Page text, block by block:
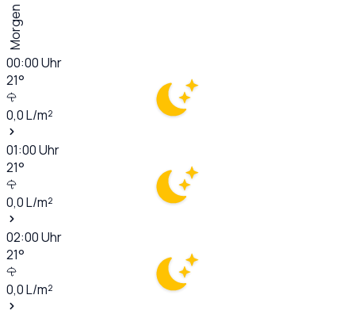
Morgen
00:00Uhr
21°
0,0L/m²
01:00Uhr
21°
0,0L/m²
02:00Uhr
21°
0,0L/m²